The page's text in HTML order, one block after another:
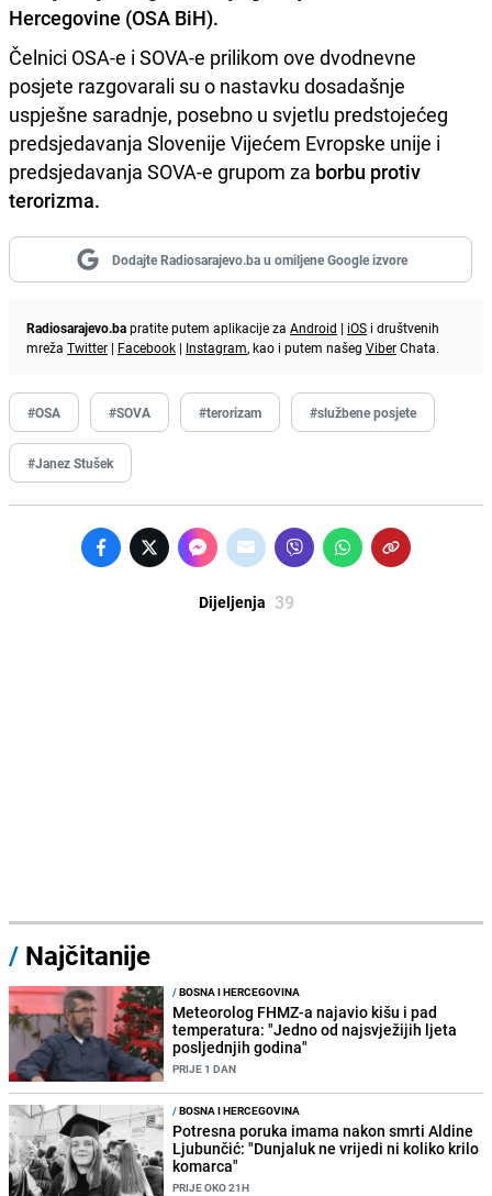
Hercegovine (OSA BiH).
Čelnici OSA-e i SOVA-e prilikom ove dvodnevne
posjete razgovarali su o nastavku dosadašnje
uspješne saradnje, posebno u svjetlu predstojećeg
predsjedavanja Slovenije Vijećem Evropske unije i
predsjedavanja SOVA-e grupom za borbu protiv
terorizma.
Dodajte Radiosarajevo.ba u omiljene Google izvore
Radiosarajevo.bapratite putem aplikacije za Android | iOS i društvenih
mreža Twitter | Facebook | Instagram, kao i putem našeg ViberChata.
#OSA #SOVA #terorizam #službene posjete
#Janez Stušek
Dijeljenja 39
/ Najčitanije
/BOSNA I HERCEGOVINA
Meteorolog FHMZ-a najavio kišu i pad
temperatura: "Jedno od najsvježijih ljeta
posljednjih godina"
PRIJE 1 DAN
/BOSNA I HERCEGOVINA
Potresna poruka imama nakon smrti Aldine
Ljubunčić: "Dunjaluk ne vrijedi ni koliko krilo
komarca"
PRIJE OKO 21H